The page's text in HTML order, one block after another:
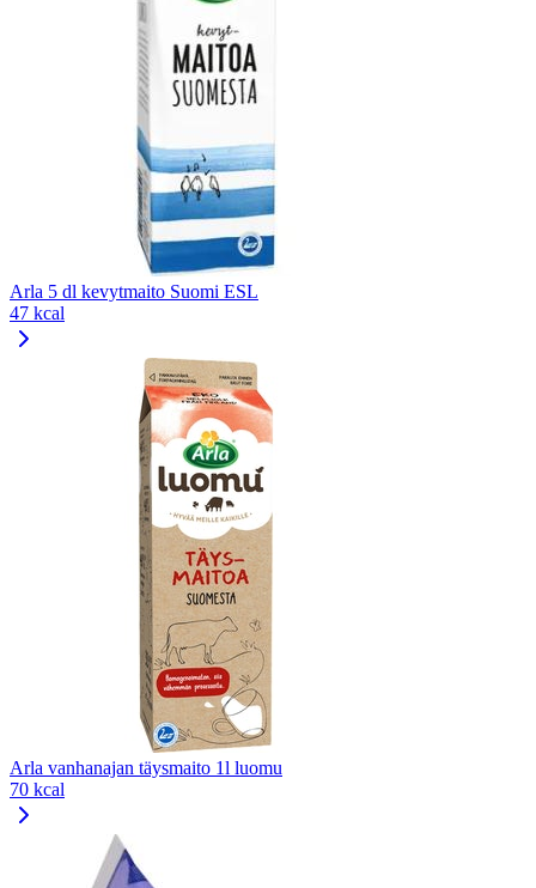
Arla 5 dl kevytmaito Suomi ESL
47 kcal
Arla vanhanajan täysmaito 1l luomu
70 kcal